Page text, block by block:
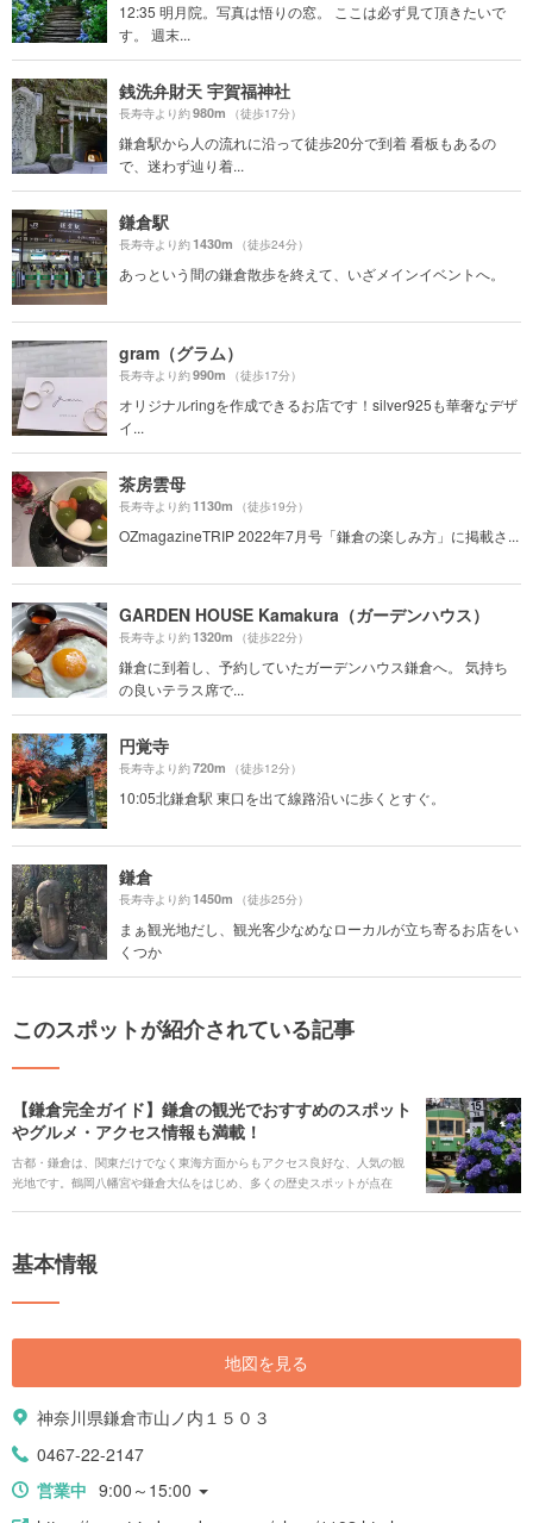
12:35 明月院。写真は悟りの窓。 ここは必ず見て頂きたいで
す。 週末...
銭洗弁財天 宇賀福神社
長寿寺より約980m （徒歩17分）
鎌倉駅から人の流れに沿って徒歩20分で到着 看板もあるの
で、迷わず辿り着...
鎌倉駅
長寿寺より約1430m （徒歩24分）
あっという間の鎌倉散歩を終えて、いざメインイベントへ。
gram（グラム）
長寿寺より約990m （徒歩17分）
オリジナルringを作成できるお店です！silver925も華奢なデザ
イ...
茶房雲母
長寿寺より約1130m （徒歩19分）
OZmagazineTRIP 2022年7月号「鎌倉の楽しみ方」に掲載さ...
GARDEN HOUSE Kamakura（ガーデンハウス）
長寿寺より約1320m （徒歩22分）
鎌倉に到着し、予約していたガーデンハウス鎌倉へ。 気持ち
の良いテラス席で...
円覚寺
長寿寺より約720m （徒歩12分）
10:05北鎌倉駅 東口を出て線路沿いに歩くとすぐ。
鎌倉
長寿寺より約1450m （徒歩25分）
まぁ観光地だし、観光客少なめなローカルが立ち寄るお店をい
くつか
このスポットが紹介されている記事
【鎌倉完全ガイド】鎌倉の観光でおすすめのスポット
やグルメ・アクセス情報も満載！
古都・鎌倉は、関東だけでなく東海方面からもアクセス良好な、人気の観
光地です。鶴岡八幡宮や鎌倉大仏をはじめ、多くの歴史スポットが点在
まったり、ということはありませんか？ そこで今回は、鎌倉の魅力を余す
報、グルメの人気店や、移動手段などを詳しくご紹介します。 お好みのス
基本情報
地図を見る
神奈川県鎌倉市山ノ内１５０３
0467-22-2147
営業中 9:00～15:00